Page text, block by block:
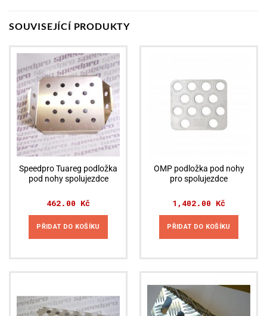
SOUVISEJÍCÍ PRODUKTY
Speedpro Tuareg podložka
pod nohy spolujezdce
462.00 Kč
PŘIDAT DO KOŠÍKU
OMP podložka pod nohy
pro spolujezdce
1,402.00 Kč
PŘIDAT DO KOŠÍKU